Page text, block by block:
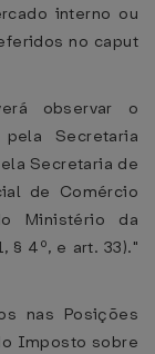
interno ou
no caput
observar o
Secretaria
Secretaria de
de Comércio
Ministério da
§ 4º, e art. 33)."
nas Posições
Imposto sobre